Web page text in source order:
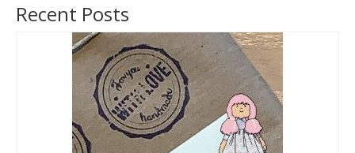
Mobiltelefon tartók
Tote bag
Piactér
Recent Posts